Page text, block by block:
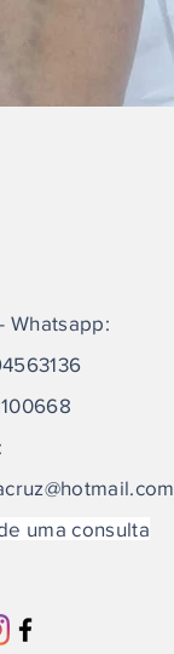
Whatsapp:
uma consulta